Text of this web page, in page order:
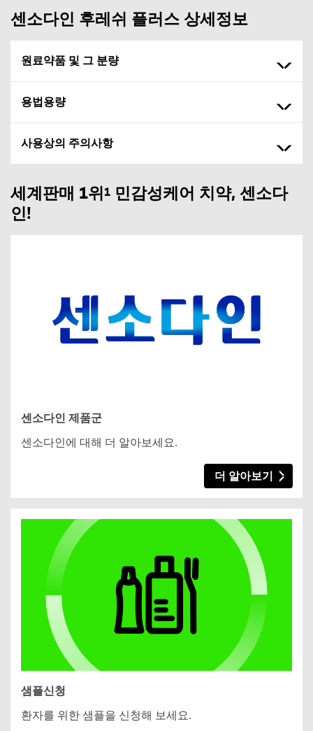
센소다인 후레쉬 플러스 상세정보
원료약품 및 그 분량
용법용량
사용상의 주의사항
세계판매 1위 1 민감성케어 치약, 센소다
인!
센소다인 제품군
센소다인에 대해 더 알아보세요.
더 알아보기
샘플신청
환자를 위한 샘플을 신청해 보세요.